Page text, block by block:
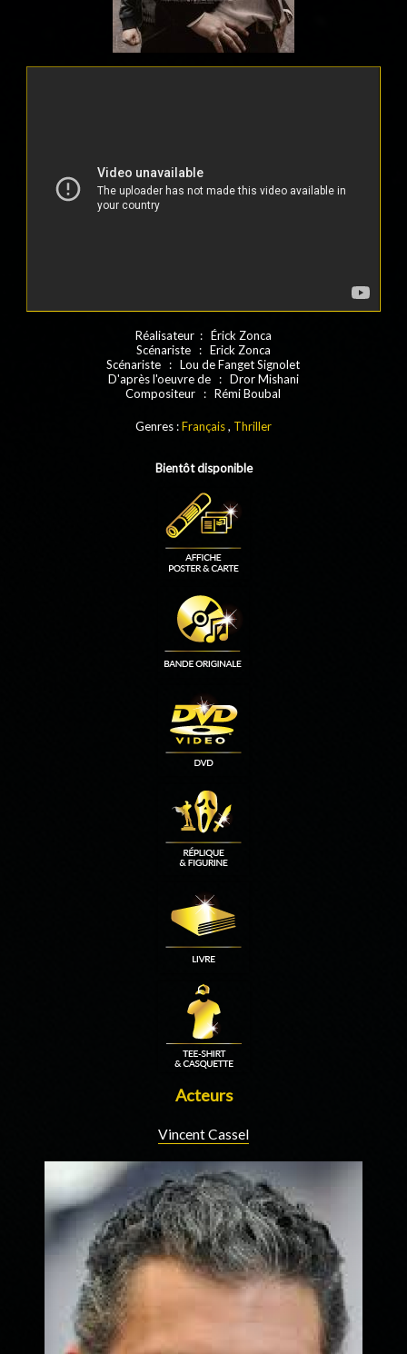
Réalisateur : Érick Zonca
Scénariste : Erick Zonca
Scénariste : Lou de Fanget Signolet
D'après l'oeuvre de : Dror Mishani
Compositeur : Rémi Boubal
Genres :Français, Thriller
Bientôt disponible
Acteurs
Vincent Cassel